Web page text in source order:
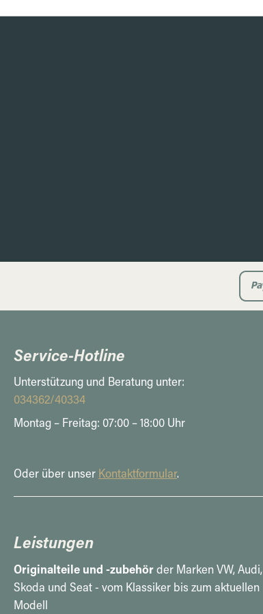
Service-Hotline
Unterstützung und Beratung unter:
034362/40334
Montag – Freitag: 07:00 – 18:00 Uhr
Oder über unser Kontaktformular.
Leistungen
Originalteile und -zubehörder Marken VW, Audi,
Skoda und Seat - vom Klassiker bis zum aktuellen
Modell